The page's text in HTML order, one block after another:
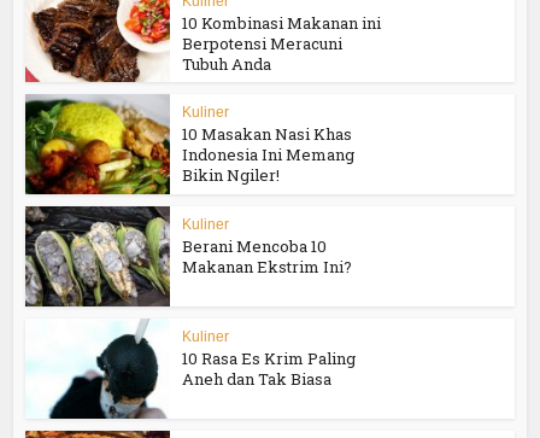
10 Kombinasi Makanan ini
Berpotensi Meracuni
Tubuh Anda
Kuliner
10 Masakan Nasi Khas
Indonesia Ini Memang
Bikin Ngiler!
Kuliner
Berani Mencoba 10
Makanan Ekstrim Ini?
Kuliner
10 Rasa Es Krim Paling
Aneh dan Tak Biasa